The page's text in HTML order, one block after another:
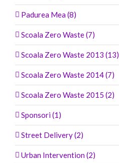
Padurea Mea (8)
Scoala Zero Waste (7)
Scoala Zero Waste 2013 (13)
Scoala Zero Waste 2014 (7)
Scoala Zero Waste 2015 (2)
Sponsori (1)
Street Delivery (2)
Urban Intervention (2)